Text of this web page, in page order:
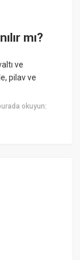
mı?
ve
pilav ve
okuyun: